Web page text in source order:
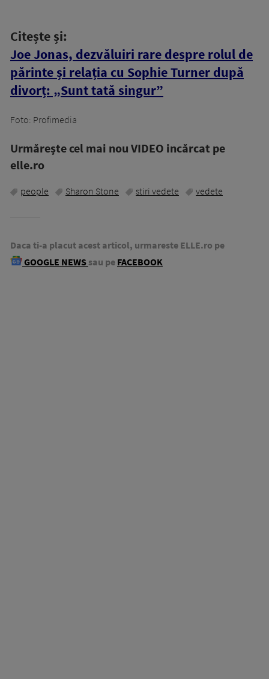
Citește și:
Joe Jonas, dezvăluiri rare despre rolul de
părinte și relația cu Sophie Turner după
divorț: „Sunt tată singur”
Foto: Profimedia
Urmăreşte cel mai nou VIDEO incărcat pe
elle.ro
people Sharon Stone stiri vedete vedete
Daca ti-a placut acest articol, urmareste ELLE.ro pe
GOOGLE NEWS sau pe FACEBOOK